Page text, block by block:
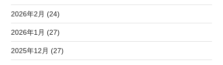
2026年2月 (24)
2026年1月 (27)
2025年12月 (27)